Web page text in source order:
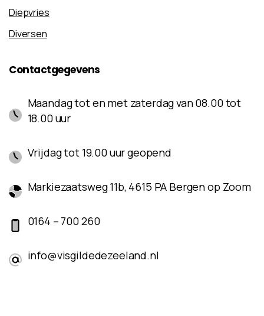
Diepvries
Diversen
Contactgegevens
Maandag tot en met zaterdag van 08.00 tot
18.00 uur
Vrijdag tot 19.00 uur geopend
Markiezaatsweg 11b, 4615 PA Bergen op Zoom
0164 – 700 260
info@visgildedezeeland.nl